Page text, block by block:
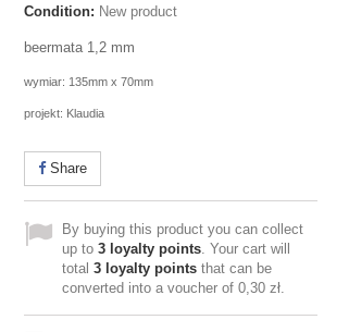
Condition: New product
beermata 1,2 mm
wymiar: 135mm x 70mm
projekt: Klaudia
Share
By buying this product you can collect
up to 3 loyalty points. Your cart will
total 3 loyalty points that can be
converted into a voucher of 0,30 zł.